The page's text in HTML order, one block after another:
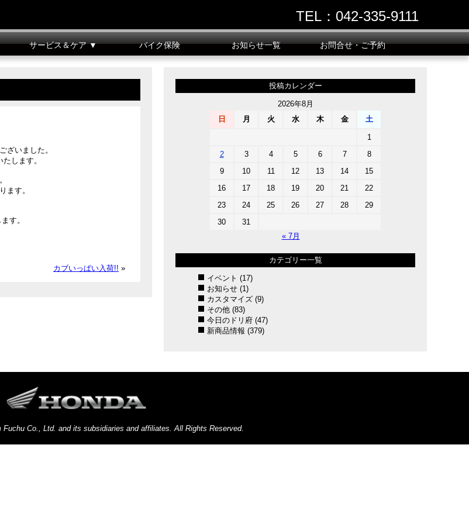
TEL：042-335-9111
サービス＆ケア ▼ バイク保険 お知らせ一覧 お問合せ・ご予約
ざいました。
します。
ます。
す。
カブいっぱい入荷!! »
投稿カレンダー
2026年8月
日
月 火 水 木 金 土
1
2
3 4 5 6 7
8
9
10 11 12 13 14
15
16
17 18 19 20 21
22
23
24 25 26 27 28
29
30
31
« 7月
カテゴリー一覧
イベント (17)
お知らせ (1)
カスタマイズ (9)
その他 (83)
今日のドリ府 (47)
新商品情報 (379)
Fuchu Co., Ltd. and its subsidiaries and affiliates. All Rights Reserved.